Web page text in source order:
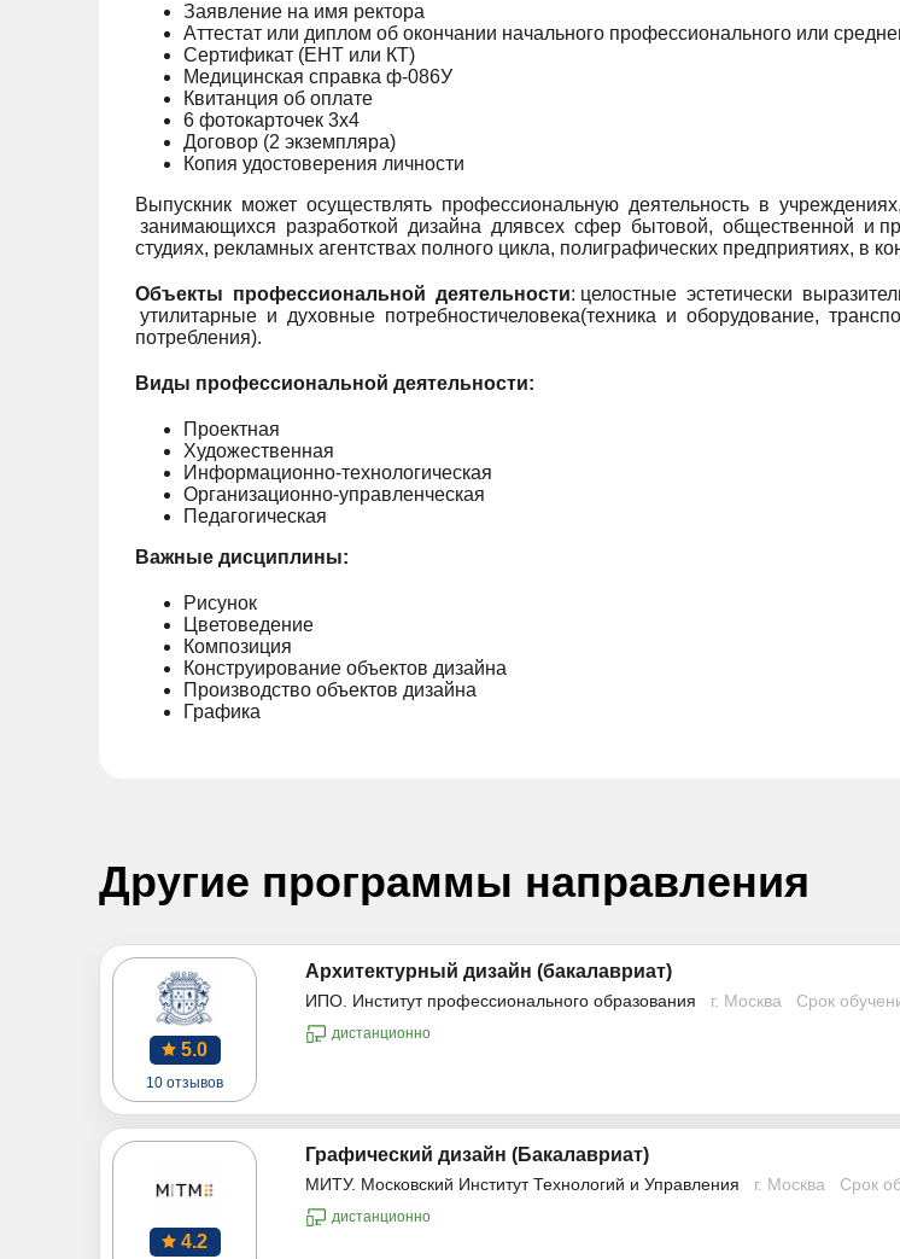
Заявление на имя ректора
Аттестат или диплом об окончании начального профессионального или
Сертификат (ЕНТ или КТ)
Медицинская справка ф-086У
Квитанция об оплате
6 фотокарточек 3х4
Договор (2 экземпляра)
Копия удостоверения личности
Выпускник может осуществлять профессиональную деятельность в
занимающихся разработкой дизайна длявсех сфер бытовой, общественной и
студиях, рекламных агентствах полного цикла, полиграфических предприятиях, в
Объекты профессиональной деятельности: целостные эстетически
утилитарные и духовные потребностичеловека(техника и оборудование,
потребления).
Виды профессиональной деятельности:
Проектная
Художественная
Информационно-технологическая
Организационно-управленческая
Педагогическая
Важные дисциплины:
Рисунок
Цветоведение
Композиция
Конструирование объектов дизайна
Производство объектов дизайна
Графика
Другие программы направления
5.0
10 отзывов
Архитектурный дизайн (бакалавриат)
ИПО. Институт профессионального образования г. Москва Срок
дистанционно
4.2
Графический дизайн (Бакалавриат)
МИТУ. Московский Институт Технологий и Управления г. Москва Срок
дистанционно